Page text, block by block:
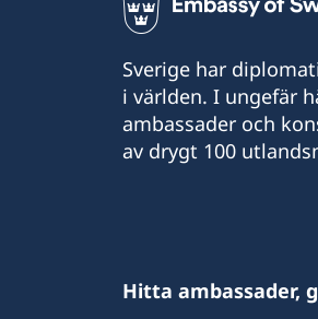
Sverige har
i världen. I ungefär
ambassader och
av drygt 100
Hitta ambassader,